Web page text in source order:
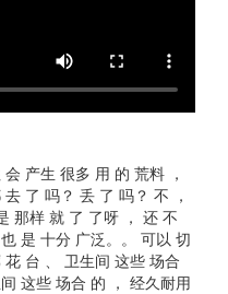
产生 很多 用 的 荒料 ，
了 吗？ 丢 了 吗？ 不 ，
那样 就 了 了呀 ， 还 不
是 十分 广泛。。 可以 切
台 、 卫生间 这些 场合
这些 场合 的 ， 经久耐用